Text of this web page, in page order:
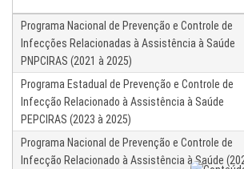
Programa Nacional de Prevenção e Controle de
Infecções Relacionadas à Assistência à Saúde
PNPCIRAS (2021 à 2025)
Programa Estadual de Prevenção e Controle de
Infecção Relacionado à Assistência à Saúde
PEPCIRAS (2023 à 2025)
Programa Nacional de Prevenção e Controle de
Infecção Relacionado à Assistência à Saúde